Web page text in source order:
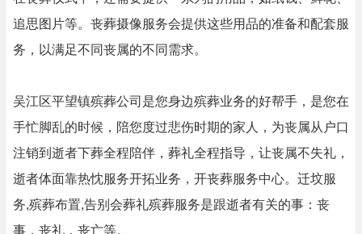
追思图片等。丧葬摄像服务会提供这些用品的准备和配套服
务，以满足不同丧属的不同需求。
吴江区平望镇殡葬公司是您身边殡葬业务的好帮手，是您在
手忙脚乱的时候，陪您度过悲伤时期的家人，为丧属从户口
注销到逝者下葬全程陪伴，葬礼全程指导，让丧属不失礼，
逝者体面靠热忱服务开拓业务，开丧葬服务中心。迁坟服
务,殡葬布置,告别会葬礼殡葬服务是跟逝者有关的事：丧
事，丧礼，丧亡等。